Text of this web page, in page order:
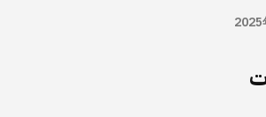
2025